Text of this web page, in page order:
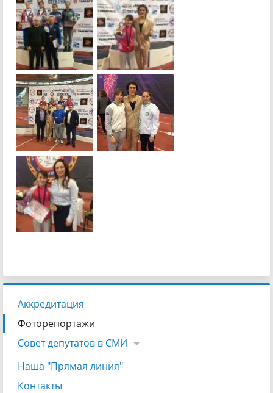
Аккредитация
Фоторепортажи
Совет депутатов в СМИ
Наша "Прямая линия"
Контакты